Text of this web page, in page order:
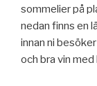
sommelier på
nedan finns en
innan ni
och bra vin